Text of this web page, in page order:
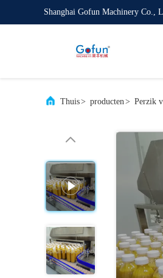
Shanghai Gofun Machinery Co.,
Thuis> producten> Perzik